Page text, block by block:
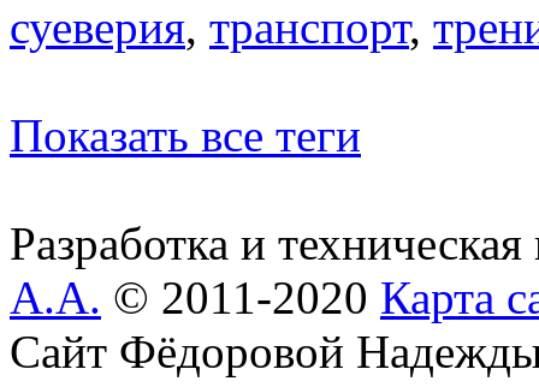
суеверия, транспорт,
Показать все теги
Разработка и
А.А. © 2011-2020 Карта
Сайт Фёдоровой